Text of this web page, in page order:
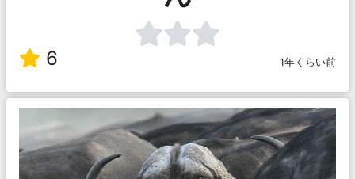
6 1年くらい前